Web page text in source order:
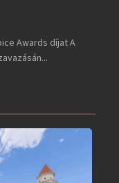
Awards díjat A